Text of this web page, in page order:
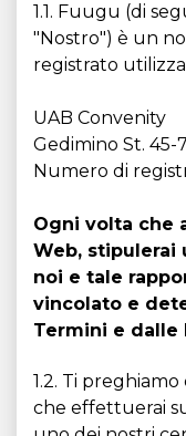
1.1. Fuugu (di
"Nostro") è un
registrato
UAB Convenity
Gedimino St. 45-
Numero di
Ogni volta che
Web, stipulerai
noi e tale
vincolato e
Termini e dalle
1.2. Ti
che effettuerai